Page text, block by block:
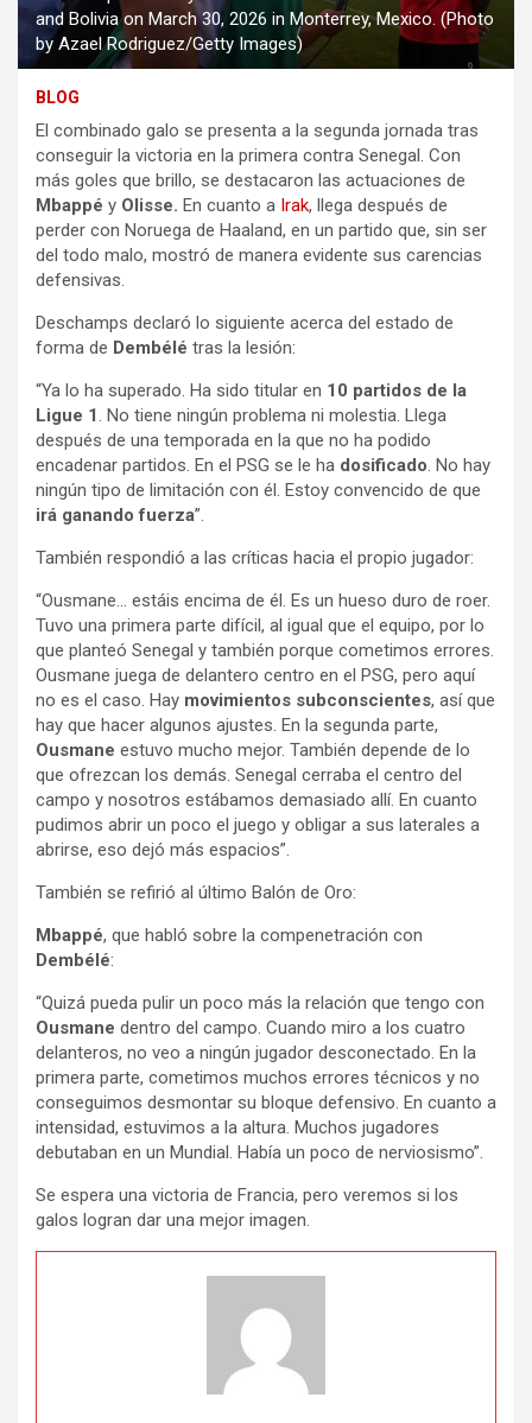
and Bolivia on March 30, 2026 in Monterrey, Mexico. (Photo
by Azael Rodriguez/Getty Images)
BLOG
El combinado galo se presenta a la segunda jornada tras
conseguir la victoria en la primera contra Senegal. Con
más goles que brillo, se destacaron las actuaciones de
Mbappé y Olisse. En cuanto a Irak, llega después de
perder con Noruega de Haaland, en un partido que, sin ser
del todo malo, mostró de manera evidente sus carencias
defensivas.
Deschamps declaró lo siguiente acerca del estado de
forma de Dembélé tras la lesión:
“Ya lo ha superado. Ha sido titular en 10 partidos de la
Ligue 1. No tiene ningún problema ni molestia. Llega
después de una temporada en la que no ha podido
encadenar partidos. En el PSG se le ha dosificado. No hay
ningún tipo de limitación con él. Estoy convencido de que
irá ganandofuerza”.
También respondió a las críticas hacia el propio jugador:
“Ousmane… estáis encima de él. Es un hueso duro de roer.
Tuvo una primera parte difícil, al igual que el equipo, por lo
que planteó Senegal y también porque cometimos errores.
Ousmane juega de delantero centro en el PSG, pero aquí
no es el caso. Hay movimientos subconscientes, así que
hay que hacer algunos ajustes. En la segunda parte,
Ousmane estuvo mucho mejor. También depende de lo
que ofrezcan los demás. Senegal cerraba el centro del
campo y nosotros estábamos demasiado allí. En cuanto
pudimos abrir un poco el juego y obligar a sus laterales a
abrirse, eso dejó más espacios”.
También se refirió al último Balón de Oro:
Mbappé, que habló sobre la compenetración con
Dembélé:
“Quizá pueda pulir un poco más la relación que tengo con
Ousmane dentro del campo. Cuando miro a los cuatro
delanteros, no veo a ningún jugador desconectado. En la
primera parte, cometimos muchos errores técnicos y no
conseguimos desmontar su bloque defensivo. En cuanto a
intensidad, estuvimos a la altura. Muchos jugadores
debutaban en un Mundial. Había un poco de nerviosismo”.
Se espera una victoria de Francia, pero veremos si los
galos logran dar una mejor imagen.